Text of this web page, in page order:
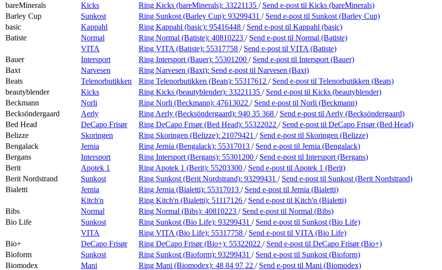
bareMinerals
Kicks Ring Kicks (bareMinerals): 33221135 / Send e-post til Kicks (bareMinerals)
Barley Cup
Sunkost Ring Sunkost (Barley Cup): 93299431 / Send e-post til Sunkost (Barley Cup)
basic
Kappahl Ring Kappahl (basic): 95416448 / Send e-post til Kappahl (basic)
Batiste
Normal Ring Normal (Batiste): 40810223 / Send e-post til Normal (Batiste)
VITA
Ring VITA (Batiste): 55317758 / Send e-post til VITA (Batiste)
Bauer
Intersport Ring Intersport (Bauer): 55301200 / Send e-post til Intersport (Bauer)
Baxt
Narvesen Ring Narvesen (Baxt): Send e-post til Narvesen (Baxt)
Beats
Telenorbutikken Ring Telenorbutikken (Beats): 55317612 / Send e-post til Telenorbutikken (Beats)
beautyblender
Kicks Ring Kicks (beautyblender): 33221135 / Send e-post til Kicks (beautyblender)
Beckmann
Norli Ring Norli (Beckmann): 47613022 / Send e-post til Norli (Beckmann)
Becksöndergaard
Aerly Ring Aerly (Becksöndergaard): 940 35 368 / Send e-post til Aerly (Becksöndergaard)
Bed Head
DeCapo Frisør Ring DeCapo Frisør (Bed Head): 55322022 / Send e-post til DeCapo Frisør (Bed Head)
Belizze
Skoringen Ring Skoringen (Belizze): 21079421 / Send e-post til Skoringen (Belizze)
Bengalack
Jernia Ring Jernia (Bengalack): 55317013 / Send e-post til Jernia (Bengalack)
Bergans
Intersport Ring Intersport (Bergans): 55301200 / Send e-post til Intersport (Bergans)
Berit
Apotek 1 Ring Apotek 1 (Berit): 55203300 / Send e-post til Apotek 1 (Berit)
Berit Nordstrand
Sunkost Ring Sunkost (Berit Nordstrand): 93299431 / Send e-post til Sunkost (Berit Nordstrand)
Bialetti
Jernia Ring Jernia (Bialetti): 55317013 / Send e-post til Jernia (Bialetti)
Kitch'n
Ring Kitch'n (Bialetti): 51117126 / Send e-post til Kitch'n (Bialetti)
Bibs
Normal Ring Normal (Bibs): 40810223 / Send e-post til Normal (Bibs)
Bio Life
Sunkost Ring Sunkost (Bio Life): 93299431 / Send e-post til Sunkost (Bio Life)
VITA
Ring VITA (Bio Life): 55317758 / Send e-post til VITA (Bio Life)
Bio+
DeCapo Frisør Ring DeCapo Frisør (Bio+): 55322022 / Send e-post til DeCapo Frisør (Bio+)
Bioform
Sunkost Ring Sunkost (Bioform): 93299431 / Send e-post til Sunkost (Bioform)
Biomodex
Mani Ring Mani (Biomodex): 48 84 97 22 / Send e-post til Mani (Biomodex)